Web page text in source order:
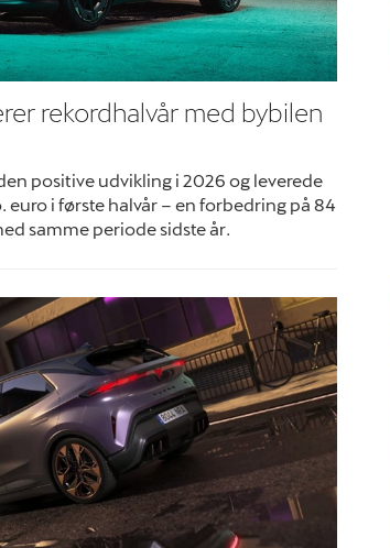
rekordhalvår med bybilen
positive udvikling i 2026 og leverede
euro i første halvår – en forbedring på 84
samme periode sidste år.